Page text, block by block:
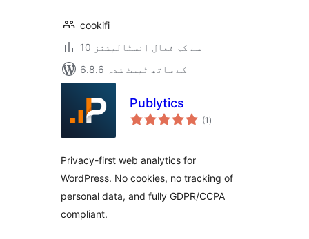
cookifi
10 سے کم فعال انسٹالیشنز
6.8.6 کے ساتھ ٹیسٹ شدہ
Publytics
(1 مجموعی
درجہ
)
Privacy-first web analytics for
WordPress. No cookies, no tracking of
personal data, and fully GDPR/CCPA
compliant.